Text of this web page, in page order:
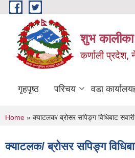
Skip to main content
शुभ कालीका
कर्णाली प्रदेश,
गृहपृष्ठ परिचय वडा
You are here
Home » क्याटलक/ ब्रोसर सपिङ्ग विधिबाट
क्याटलक/ ब्रोसर सपिङ्ग